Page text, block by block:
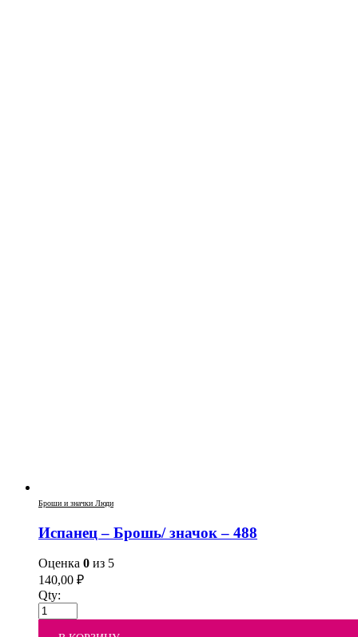
Броши и значки Люди
Испанец – Брошь/ значок – 488
Оценка 0 из 5
140,00 ₽
Qty: